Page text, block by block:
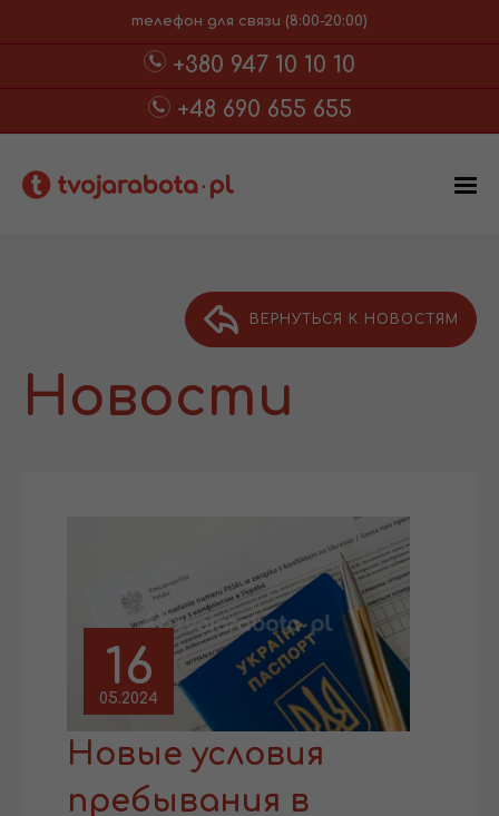
телефон для связи (8:00-20:00)
+380 947 10 10 10
+48 690 655 655
ВЕРНУТЬСЯ К НОВОСТЯМ
Новости
16
05.2024
Новые условия
пребывания в